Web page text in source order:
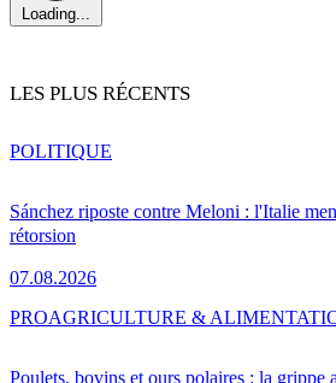
Loading...
LES PLUS RÉCENTS
Sánchez riposte contre Meloni : l'Italie
rétorsion
07.08.2026
POLITIQUE
Poulets, bovins et ours polaires : la grippe
PROAGRICULTURE &